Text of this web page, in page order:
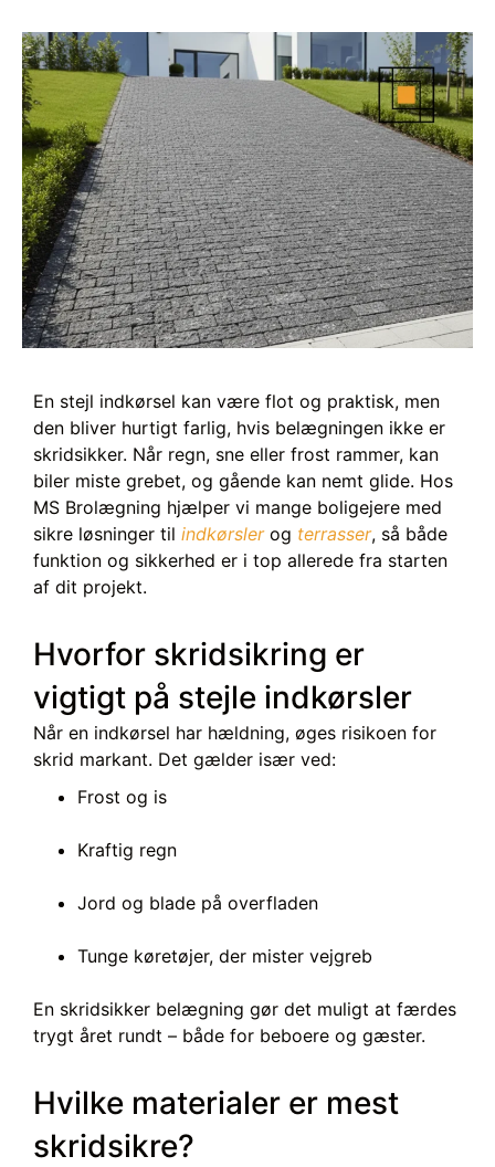
En stejl indkørsel kan være flot og praktisk, men
den bliver hurtigt farlig, hvis belægningen ikke er
skridsikker. Når regn, sne eller frost rammer, kan
biler miste grebet, og gående kan nemt glide. Hos
MS Brolægning hjælper vi mange boligejere med
sikre løsninger til indkørslerog terrasser, så både
funktion og sikkerhed er i top allerede fra starten
af dit projekt.
Hvorfor skridsikring er
vigtigt på stejle indkørsler
Når en indkørsel har hældning, øges risikoen for
skrid markant. Det gælder især ved:
Frost og is
Kraftig regn
Jord og blade på overfladen
Tunge køretøjer, der mister vejgreb
En skridsikker belægning gør det muligt at færdes
trygt året rundt – både for beboere og gæster.
Hvilke materialer er mest
skridsikre?